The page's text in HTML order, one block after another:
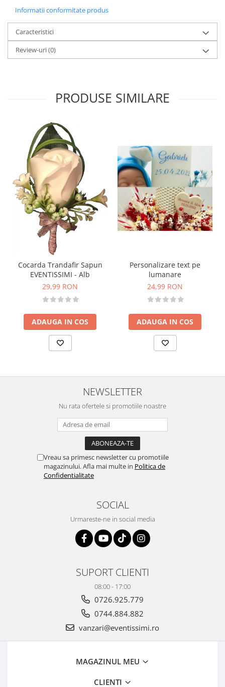
Informatii conformitate produs
Caracteristici
Review-uri(0)
PRODUSE SIMILARE
Cocarda Trandafir Sapun
EVENTISSIMI - Alb
29,99 RON
ADAUGA IN COS
Personalizare text pe
lumanare
24,99 RON
ADAUGA IN COS
NEWSLETTER
Nu rata ofertele si promotiile noastre
Vreau sa primesc newsletter cu promotiile
magazinului. Afla mai multe in Politica de
Confidentialitate
SOCIAL
Urmareste-ne in social media
SUPORT CLIENTI
08:00 - 17:00
0726.925.779
0744.884.882
vanzari@eventissimi.ro
MAGAZINUL MEU
CLIENTI